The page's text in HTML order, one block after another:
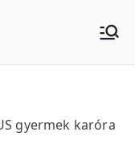
gyermek karóra